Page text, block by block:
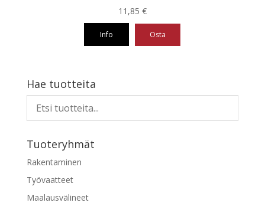
11,85 €
Info Osta
Hae tuotteita
Tuoteryhmät
Rakentaminen
Työvaatteet
Maalausvälineet